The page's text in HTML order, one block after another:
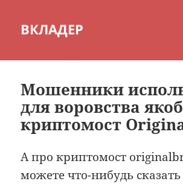
ВКЛАДЕР
Мошенники
для воровства
криптомост
А про криптомост
можете что-нибудь сказать